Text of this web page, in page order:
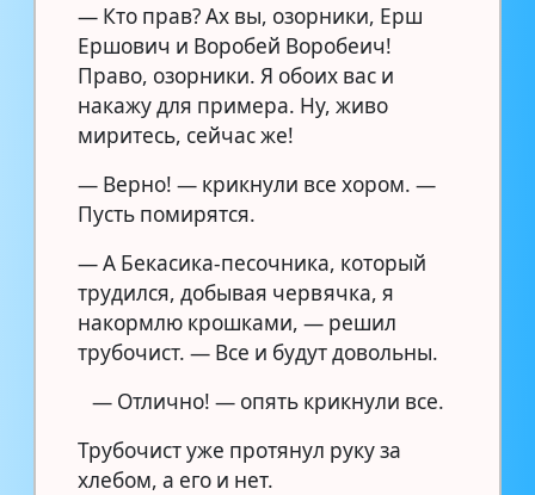
— Кто прав? Ах вы, озорники, Ерш
Ершович и Воробей Воробеич!
Право, озорники. Я обоих вас и
накажу для примера. Ну, живо
миритесь, сейчас же!
— Верно! — крикнули все хором. —
Пусть помирятся.
— А Бекасика-песочника, который
трудился, добывая червячка, я
накормлю крошками, — решил
трубочист. — Все и будут довольны.
— Отлично! — опять крикнули все.
Трубочист уже протянул руку за
хлебом, а его и нет.